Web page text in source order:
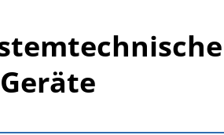
Geräte